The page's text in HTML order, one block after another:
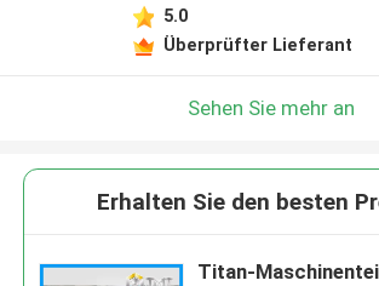
5.0
Überprüfter Lieferant
Sehen Sie mehr an
Erhalten Sie den besten
Titan-